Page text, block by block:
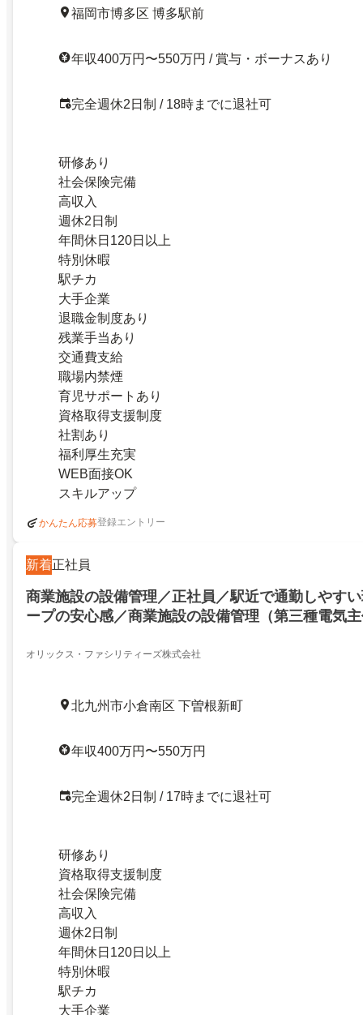
福岡市博多区 博多駅前
年収400万円〜550万円 / 賞与・ボーナスあり
完全週休2日制 / 18時までに退社可
研修あり
社会保険完備
高収入
週休2日制
年間休日120日以上
特別休暇
駅チカ
大手企業
退職金制度あり
残業手当あり
交通費支給
職場内禁煙
育児サポートあり
資格取得支援制度
社割あり
福利厚生充実
WEB面接OK
スキルアップ
かんたん応募登録エントリー
新着正社員
商業施設の設備管理／正社員／駅近で通勤しやす
ープの安心感／商業施設の設備管理（第三種電気
根新町／22195183
オリックス・ファシリティーズ株式会社
北九州市小倉南区 下曽根新町
年収400万円〜550万円
完全週休2日制 / 17時までに退社可
研修あり
資格取得支援制度
社会保険完備
高収入
週休2日制
年間休日120日以上
特別休暇
駅チカ
大手企業